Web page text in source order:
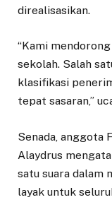
direalisasikan.
“Kami
sekolah. Salah
klasifikasi
tepat sasaran,”
Senada, anggota
Alaydrus
satu suara dalam
layak untuk